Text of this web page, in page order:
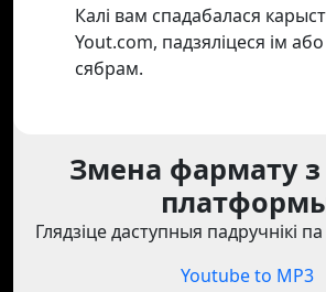
Калі вам спадабалася
Yout.com, падзяліцеся ім
сябрам.
Змена фармату
Глядзіце даступныя падручнікі
Youtube to MP3